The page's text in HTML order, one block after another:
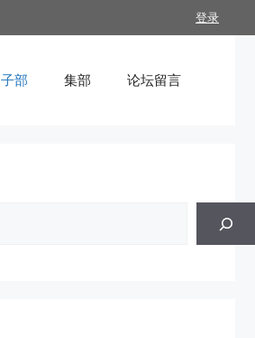
登录
子部 集部 论坛留言